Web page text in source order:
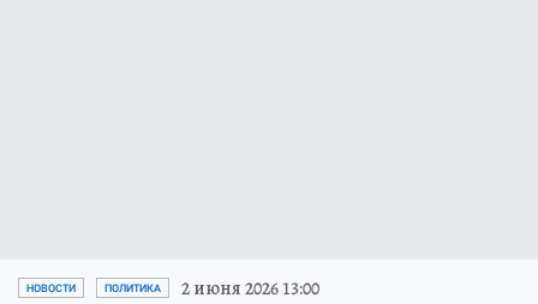
НОВОСТИ ПОЛИТИКА 2 июня 2026 13:00